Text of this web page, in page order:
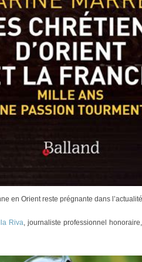
en Orient reste prégnante dans
Riva, journaliste professionnel